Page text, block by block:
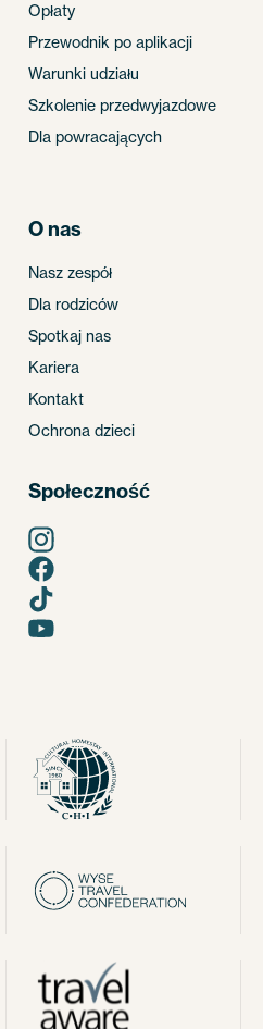
Opłaty
Przewodnik po aplikacji
Warunki udziału
Szkolenie przedwyjazdowe
Dla powracających
O nas
Nasz zespół
Dla rodziców
Spotkaj nas
Kariera
Kontakt
Ochrona dzieci
Społeczność